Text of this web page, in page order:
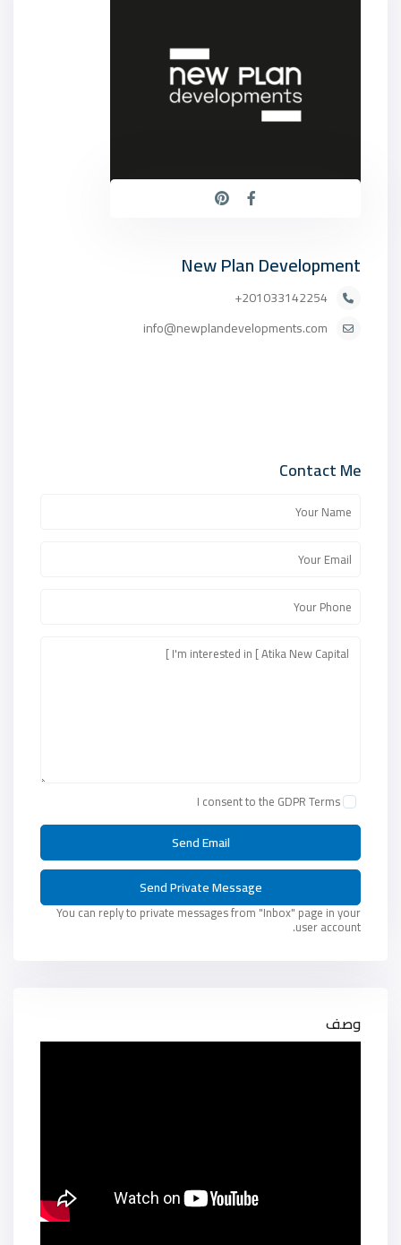
وصف
New Plan Development
201033142254+
info@newplandevelopments.com
Contact Me
I consent to the GDPR Terms
You can reply to private messages from "Inbox" page in your
user account.